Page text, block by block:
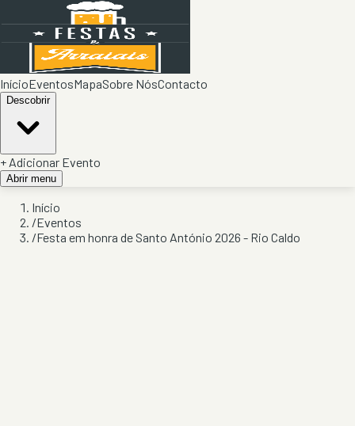
InícioEventosMapaSobre NósContacto
Descobrir
+ Adicionar Evento
Abrir menu
Início
/Eventos
/Festa em honra de Santo António 2026 - Rio Caldo